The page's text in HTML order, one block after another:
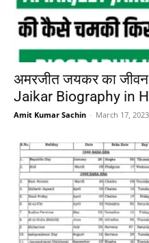
अमरजीत जयकर का
Jaikar Biography in
Amit Kumar Sachin - March 17, 2023